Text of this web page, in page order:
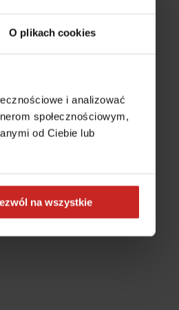
O plikach cookies
i analizować
społecznościowym,
od Ciebie lub
na wszystkie
information).